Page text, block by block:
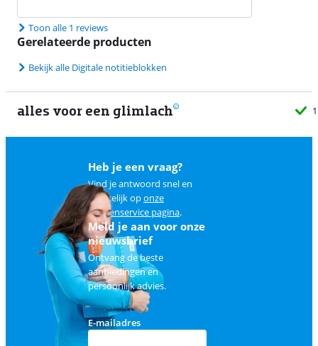
Toon alle 1 reviews
Gerelateerde producten
Bekijk alle Digitale notitieblokken
alles voor een glimlach
Heb je een vraag?
Vind je antwoord snel en
makkelijk oponze
klantenservice pagina.
Meld je aan voor onze
nieuwsbrief
Ontvang de beste
aanbiedingen en
persoonlijk advies.
E-mailadres